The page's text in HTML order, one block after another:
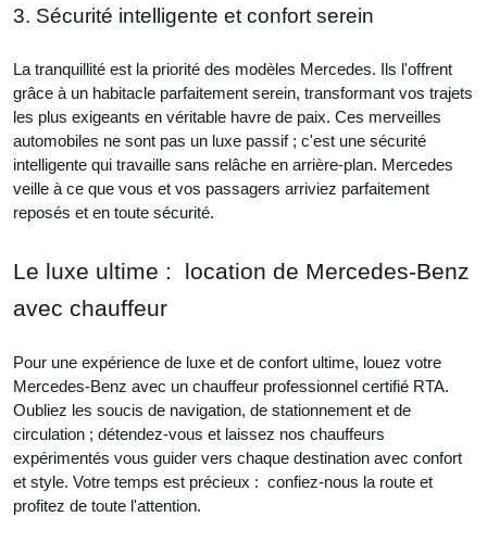
3. Sécurité intelligente et confort serein
La tranquillité est la priorité des modèles Mercedes. Ils l'offrent
grâce à un habitacle parfaitement serein, transformant vos trajets
les plus exigeants en véritable havre de paix. Ces merveilles
automobiles ne sont pas un luxe passif ; c'est une sécurité
intelligente qui travaille sans relâche en arrière-plan. Mercedes
veille à ce que vous et vos passagers arriviez parfaitement
reposés et en toute sécurité.
Le luxe ultime : location de Mercedes-Benz
avec chauffeur
Pour une expérience de luxe et de confort ultime, louez votre
Mercedes-Benz avec un chauffeur professionnel certifié RTA.
Oubliez les soucis de navigation, de stationnement et de
circulation ; détendez-vous et laissez nos chauffeurs
expérimentés vous guider vers chaque destination avec confort
et style. Votre temps est précieux : confiez-nous la route et
profitez de toute l'attention.